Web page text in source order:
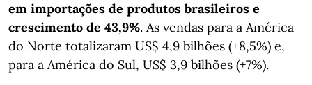
em importações de produtos brasileiros e
crescimento de 43,9%. As vendas para a América
do Norte totalizaram US$ 4,9 bilhões (+8,5%) e,
para a América do Sul, US$ 3,9 bilhões (+7%).